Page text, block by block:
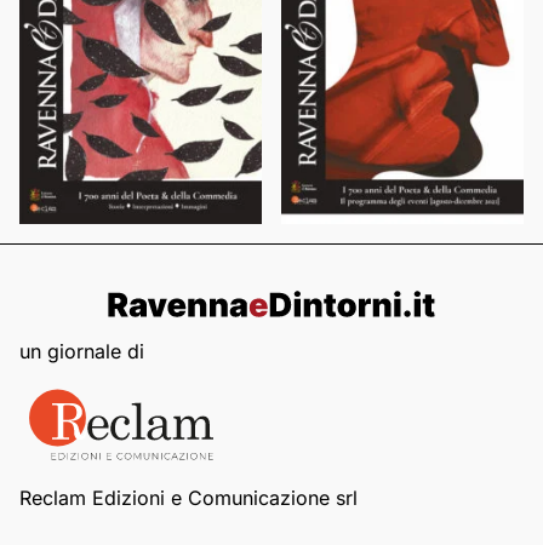
un giornale di
Reclam Edizioni e Comunicazione srl